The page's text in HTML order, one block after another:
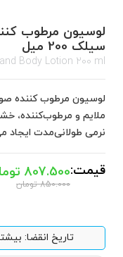
لوسیون مرطوب
سیلک 200 میل
Body Lotion 200 ml
لوسیون مرطوب کننده
ملایم و مرطوب‌کننده،
نرمی طولانی‌مدت ایجاد
قیمت:
850.000 تومان
807.500
تاریخ انقضا: بیشتر از